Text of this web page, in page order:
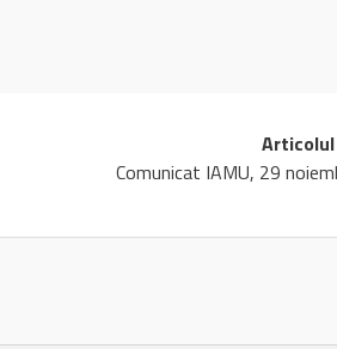
Comunicat IAMU, 29